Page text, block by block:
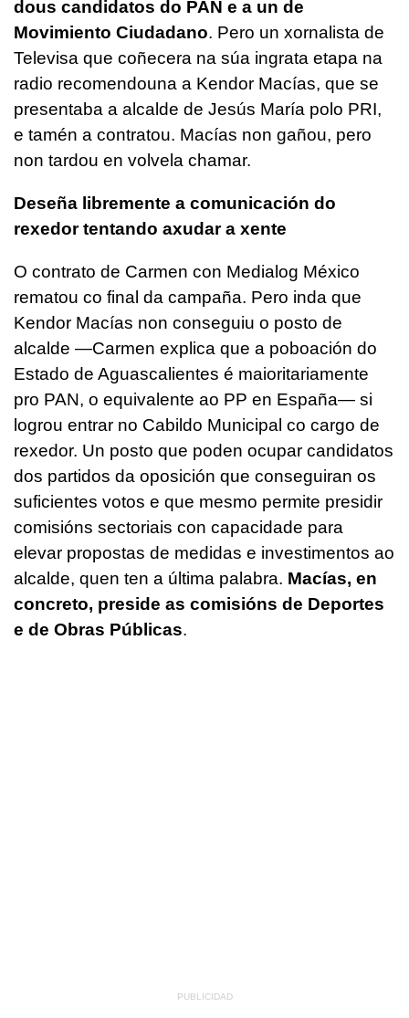
dous candidatos do PAN e a un de
Movimiento Ciudadano. Pero un xornalista de
Televisa que coñecera na súa ingrata etapa na
radio recomendouna a Kendor Macías, que se
presentaba a alcalde de Jesús María polo PRI,
e tamén a contratou. Macías non gañou, pero
non tardou en volvela chamar.
Deseña libremente a comunicación do
rexedor tentando axudar a xente
O contrato de Carmen con Medialog México
rematou co final da campaña. Pero inda que
Kendor Macías non conseguiu o posto de
alcalde —Carmen explica que a poboación do
Estado de Aguascalientes é maioritariamente
pro PAN, o equivalente ao PP en España— si
logrou entrar no Cabildo Municipal co cargo de
rexedor. Un posto que poden ocupar candidatos
dos partidos da oposición que conseguiran os
suficientes votos e que mesmo permite presidir
comisións sectoriais con capacidade para
elevar propostas de medidas e investimentos ao
alcalde, quen ten a última palabra. Macías, en
concreto, preside as comisións de Deportes
e de Obras Públicas.